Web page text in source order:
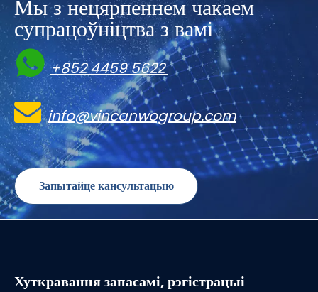
Мы з нецярпеннем чакаем
супрацоўніцтва з вамі
 +852 4459 5622
 info@vincanwogroup.com
Запытайце кансультацыю
спецыяліста
Хуткравання запасамі, рэгістрацыі